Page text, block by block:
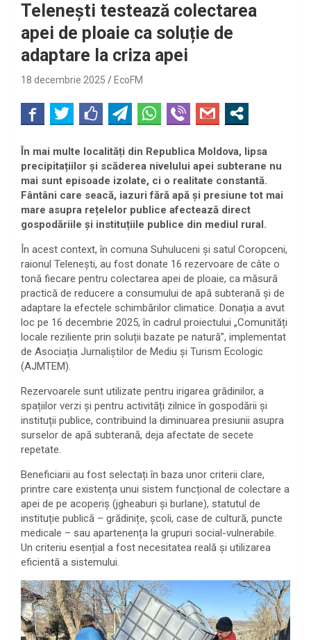
Telenești testează colectarea
apei de ploaie ca soluție de
adaptare la criza apei
18 decembrie 2025 EcoFM
În mai multe localități din Republica Moldova, lipsa
precipitațiilor și scăderea nivelului apei subterane nu
mai sunt episoade izolate, ci o realitate constantă.
Fântâni care seacă, iazuri fără apă și presiune tot mai
mare asupra rețelelor publice afectează direct
gospodăriile și instituțiile publice din mediul rural.
În acest context, în comuna Suhuluceni și satul Coropceni,
raionul Telenești, au fost donate 16 rezervoare de câte o
tonă fiecare pentru colectarea apei de ploaie, ca măsură
practică de reducere a consumului de apă subterană și de
adaptare la efectele schimbărilor climatice. Donația a avut
loc pe 16 decembrie 2025, în cadrul proiectului „Comunități
locale reziliente prin soluții bazate pe natură”, implementat
de Asociația Jurnaliștilor de Mediu și Turism Ecologic
(AJMTEM).
Rezervoarele sunt utilizate pentru irigarea grădinilor, a
spațiilor verzi și pentru activități zilnice în gospodării și
instituții publice, contribuind la diminuarea presiunii asupra
surselor de apă subterană, deja afectate de secete
repetate.
Beneficiarii au fost selectați în baza unor criterii clare,
printre care existența unui sistem funcțional de colectare a
apei de pe acoperiș (jgheaburi și burlane), statutul de
instituție publică – grădinițe, școli, case de cultură, puncte
medicale – sau apartenența la grupuri social-vulnerabile.
Un criteriu esențial a fost necesitatea reală și utilizarea
eficientă a sistemului.